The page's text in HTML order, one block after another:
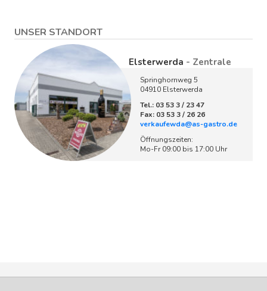
UNSER STANDORT
Elsterwerda - Zentrale
Springhornweg 5
04910 Elsterwerda
Tel.: 03 53 3 / 23 47
Fax: 03 53 3 / 26 26
verkaufewda@as-gastro.de
Öffnungszeiten:
Mo-Fr 09:00 bis 17:00 Uhr